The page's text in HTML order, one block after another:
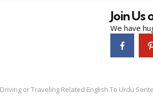
Join Us
We have
Driving or Traveling Related English To Urdu